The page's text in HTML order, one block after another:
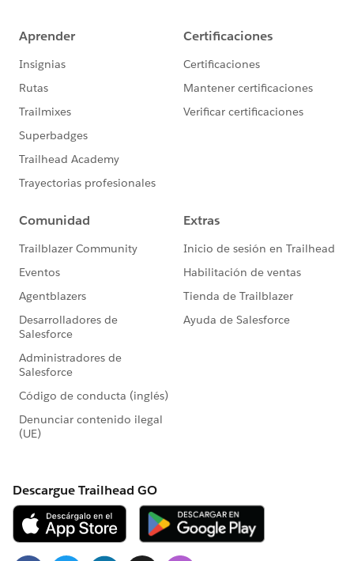
可能となります。こちらから Tableau Cloud の利用を開
https://online.tableau.com/
もしTCMのURIがわからない場合は、下図の通り「URI
を忘れました」のリンクをクリックください。
本人確認のメールが届きますので、そちらに従ってログ
インが可能となります。
※ 既にTableau Cloudの利用開始をされており、サイト
💡MFA (多要素認証) リセット方法について
MFA で使用している PC やスマートフォンの変更によ
サイト管理者のユーザーより、他ユーザーの MFA のリ
以下の Youtube 動画より手順や方法を案内しておりま
すので、こちらを参考ください。
https://youtu.be/Ie2NLYev0NY?t=151&si=u7pYtF5-
hnPaaqoe
手順は以下のとおりとなります。
①対象ユーザーの MFA リセット
[多要素認証 と Tableau Cloud - Tableau > ロックアウト
された後にサイトへのアクセスを回復]